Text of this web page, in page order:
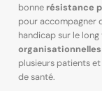
bonne résistance
pour accompagner
handicap sur le long
organisationnelles
plusieurs patients
de santé.